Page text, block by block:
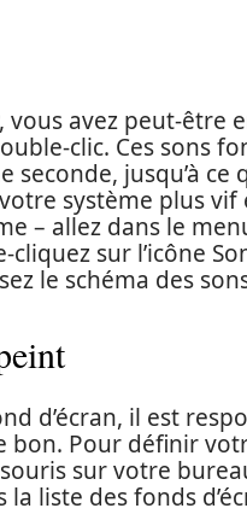
vous avez peut-être
clic. Ces sons
seconde, jusqu’à
système plus vif
– allez dans le
sur l’icône
le schéma des
d’écran, il est
bon. Pour définir
sur votre
liste des fonds